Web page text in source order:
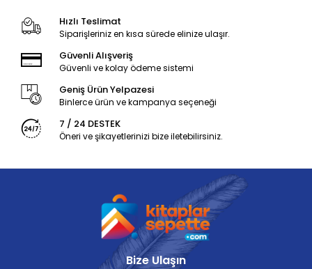
Hızlı Teslimat
Siparişleriniz en kısa sürede elinize ulaşır.
Güvenli Alışveriş
Güvenli ve kolay ödeme sistemi
Geniş Ürün Yelpazesi
Binlerce ürün ve kampanya seçeneği
7 / 24 DESTEK
Öneri ve şikayetlerinizi bize iletebilirsiniz.
Bize Ulaşın